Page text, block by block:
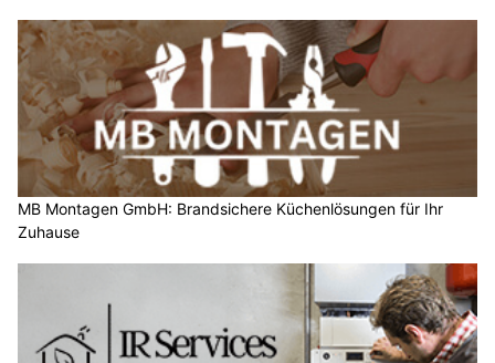
MB Montagen GmbH: Brandsichere Küchenlösungen für Ihr
Zuhause